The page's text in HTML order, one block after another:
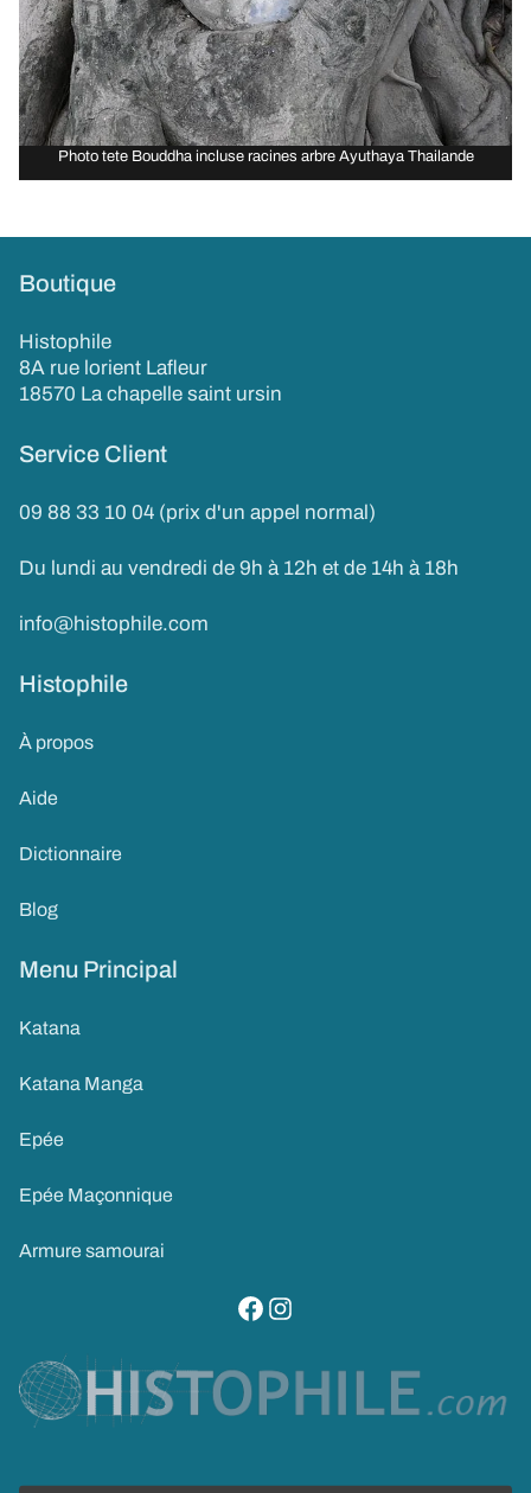
Photo tete Bouddha incluse racines arbre Ayuthaya Thailande
Boutique
Histophile
8A rue lorient Lafleur
18570 La chapelle saint ursin
Service Client
09 88 33 10 04 (prix d'un appel normal)
Du lundi au vendredi de 9h à 12h et de 14h à 18h
info@histophile.com
Histophile
À propos
Aide
Dictionnaire
Blog
Menu Principal
Katana
Katana Manga
Epée
Epée Maçonnique
Armure samourai
visitez notre page facebook
suivez notre compte instagram